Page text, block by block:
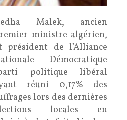
Malek, ancien
ministre algérien,
président de l’Alliance
Démocratique
politique libéral
réuni 0,17% des
lors des dernières
locales en